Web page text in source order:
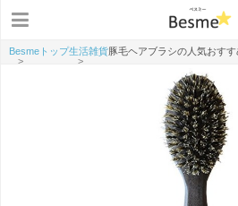
Besmeトップ
>
生活雑貨
>
豚毛ヘアブラシの人気おす